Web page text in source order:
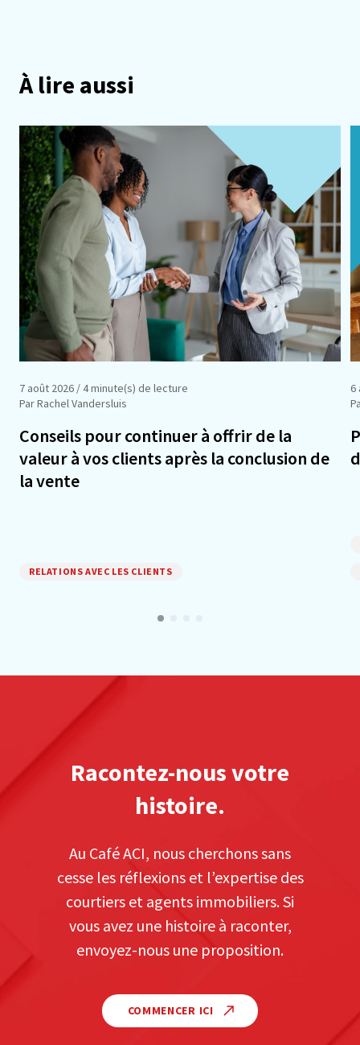
À lire aussi
7 août 2026 / 4 minute(s) de lecture
Par Rachel Vandersluis
Conseils pour continuer à offrir de la
valeur à vos clients après la conclusion de
la vente
RELATIONS AVEC LES CLIENTS
6
Racontez-nous votre
histoire.
Au Café ACI, nous cherchons sans
cesse les réflexions et l’expertise des
courtiers et agents immobiliers. Si
vous avez une histoire à raconter,
envoyez-nous une proposition.
COMMENCER ICI